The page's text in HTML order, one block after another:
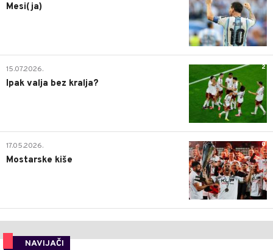
Mesi(ja)
2
15.07.2026.
Ipak valja bez kralja?
0
17.05.2026.
Mostarske kiše
NAVIJAČI